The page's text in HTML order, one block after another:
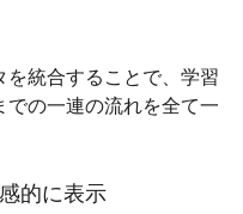
統合することで、学習
での一連の流れを全て一
的に表示